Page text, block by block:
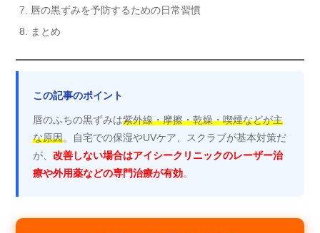
唇の黒ずみを予防するための日常習慣
まとめ
この記事のポイント
唇のふちの黒ずみは紫外線・摩擦・乾燥・喫煙などが主
な原因。自宅での保湿やUVケア、スクラブが基本対策だ
が、 改善しない場合はアイシークリニックのレーザー治
療や外用薬などの専門治療が有効。